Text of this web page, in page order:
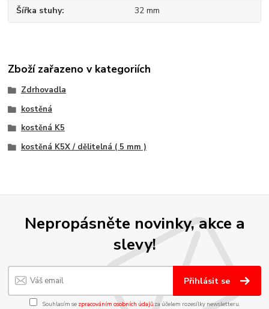
Šířka stuhy 32 mm
Zboží zařazeno v kategoriích
Zdrhovadla
kostěná
kostěná K5
kostěná K5X / dělitelná ( 5 mm )
Nepropásněte novinky, akce a
slevy!
Přihlásit se
Souhlasím se zpracováním osobních údajůza účelem rozesílky newsletteru.